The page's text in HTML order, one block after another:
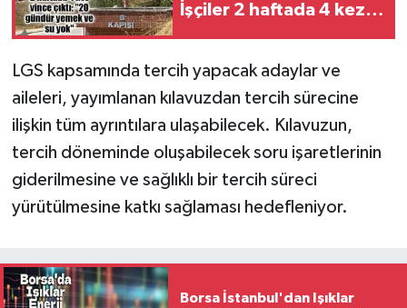
İşçiler 2 haftada 4 kez
LGS kapsamında tercih yapacak adaylar ve
aileleri, yayımlanan kılavuzdan tercih sürecine
ilişkin tüm ayrıntılara ulaşabilecek. Kılavuzun,
tercih döneminde oluşabilecek soru işaretlerinin
giderilmesine ve sağlıklı bir tercih süreci
yürütülmesine katkı sağlaması hedefleniyor.
Borsa İstanbul'dan Işıklar